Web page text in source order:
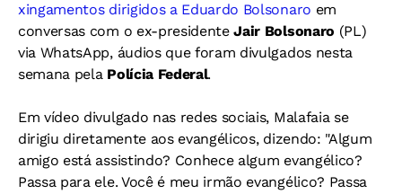
xingamentos dirigidos a Eduardo Bolsonaro em
conversas com o ex-presidenteJair Bolsonaro (PL)
via WhatsApp, áudios que foram divulgados nesta
semana pela Polícia Federal.
Em vídeo divulgado nas redes sociais, Malafaia se
dirigiu diretamente aos evangélicos, dizendo: "Algum
amigo está assistindo? Conhece algum evangélico?
Passa para ele. Você é meu irmão evangélico? Passa